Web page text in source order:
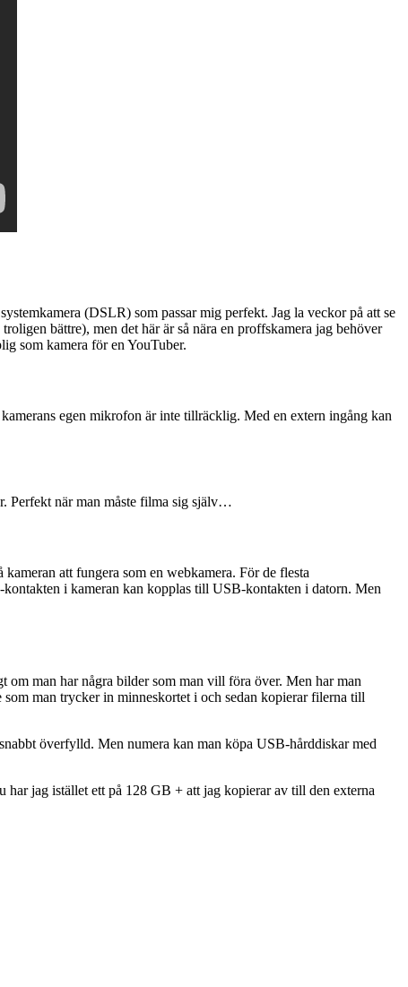
(DSLR) som passar mig perfekt. Jag la veckor på att se
bättre), men det här är så nära en proffskamera jag behöver
som kamera för en YouTuber.
egen mikrofon är inte tillräcklig. Med en extern ingång kan
Perfekt när man måste filma sig själv…
kameran att fungera som en webkamera. För de flesta
i kameran kan kopplas till USB-kontakten i datorn. Men
man har några bilder som man vill föra över. Men har man
man trycker in minneskortet i och sedan kopierar filerna till
överfylld. Men numera kan man köpa USB-hårddiskar med
jag istället ett på 128 GB + att jag kopierar av till den externa